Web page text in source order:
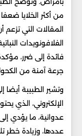
من أكثر الخلايا
المقالات التي تزعم
الفلافونويدات
فائدة إلى ضرر،
جرعة آمنة من
وتشير الطبيبة أيضا
الإلكتروني، الذي
عدوانية، ما يؤدي
عددها، وزيادة خطر